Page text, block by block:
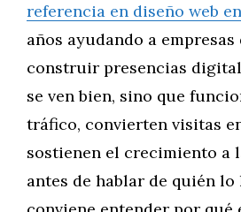
referencia en diseño web
años ayudando a
construir presencias
se ven bien, sino que
tráfico, convierten visitas
sostienen el crecimiento a
antes de hablar de quién lo